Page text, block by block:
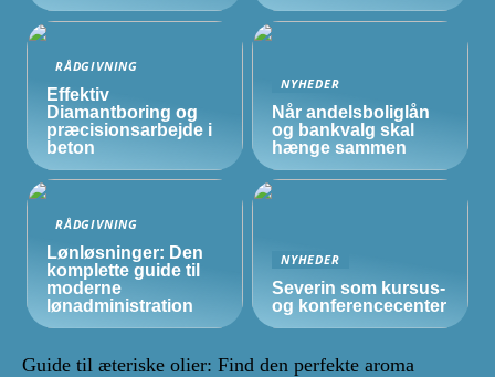
RÅDGIVNING
Effektiv
Diamantboring og
præcisionsarbejde i
beton
NYHEDER
Når andelsboliglån
og bankvalg skal
hænge sammen
RÅDGIVNING
Lønløsninger: Den
komplette guide til
moderne
lønadministration
NYHEDER
Severin som kursus-
og konferencecenter
Guide til æteriske olier: Find den perfekte aroma